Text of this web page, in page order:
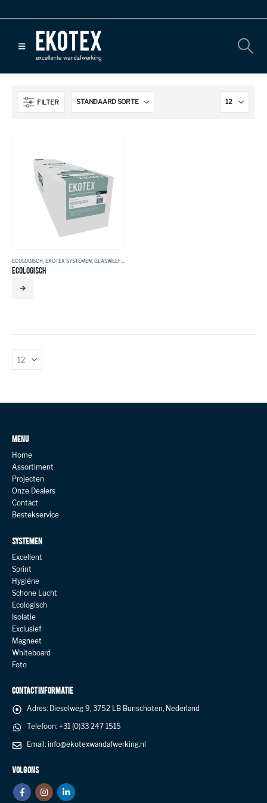
FILTER
ECOLOGISCH EKOTEX SYSTEMEN GLASWEEFSEL
ECOLOGISCH
MENU
Home
Assortiment
Projecten
Onze Dealers
Contact
Bestekservice
SYSTEMEN
Excellent
Sprint
Hygiëne
Schone Lucht
Ecologisch
Isolatie
Exclusief
Magneet
Whiteboard
Foto
CONTACT INFORMATIE
Adres: Dieselweg 9, 3752 LB Bunschoten, Nederland
Telefoon: +31 (0)33 247 1515
Email: info@ekotexwandafwerking.nl
VOLG ONS